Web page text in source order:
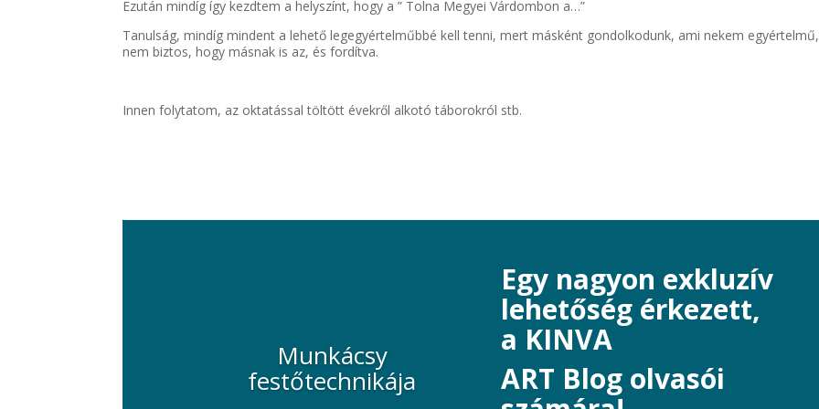
Ezután mindíg így kezdtem a helyszínt, hogy a ” Tolna Megyei Várdombon a…”
Tanulság, mindíg mindent a lehető legegyértelműbbé kell tenni, mert másként gondolkodunk, ami nekem egyértelmű,
nem biztos, hogy másnak is az, és fordítva.
Innen folytatom, az oktatással töltött évekről alkotó táborokról stb.
Munkácsy
festőtechnikája
Egy nagyon exkluzív
lehetőség érkezett,
a KINVA
ART Blog olvasói